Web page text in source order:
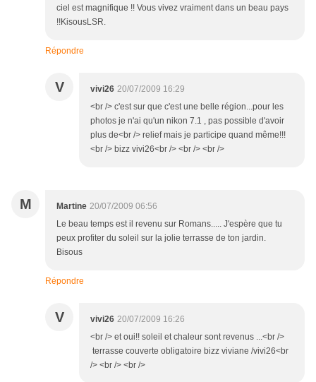
ciel est magnifique !! Vous vivez vraiment dans un beau pays
!!KisousLSR.
Répondre
V vivi26 20/07/2009 16:29
<br /> c'est sur que c'est une belle région...pour les
photos je n'ai qu'un nikon 7.1 , pas possible d'avoir
plus de<br /> relief mais je participe quand même!!!
<br /> bizz vivi26<br /> <br /> <br />
M Martine 20/07/2009 06:56
Le beau temps est il revenu sur Romans..... J'espère que tu
peux profiter du soleil sur la jolie terrasse de ton jardin.
Bisous
Répondre
V vivi26 20/07/2009 16:26
<br /> et oui!! soleil et chaleur sont revenus ...<br />
terrasse couverte obligatoire bizz viviane /vivi26<br
/> <br /> <br />